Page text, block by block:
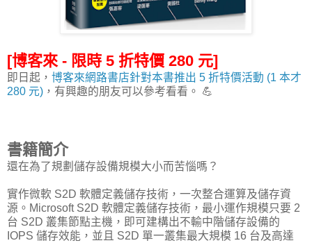
[博客來 - 限時 5 折特價 280 元]
即日起， 博客來網路書店針對本書推出 5 折特價活動 (1 本才
280 元) ，有興趣的朋友可以參考看看。 💪
書籍簡介
還在為了規劃儲存設備規模大小而苦惱嗎？
實作微軟 S2D 軟體定義儲存技術，一次整合運算及儲存資
源。Microsoft S2D 軟體定義儲存技術，最小運作規模只要 2
台 S2D 叢集節點主機，即可建構出不輸中階儲存設備的
IOPS 儲存效能，並且 S2D 單一叢集最大規模 16 台及高達